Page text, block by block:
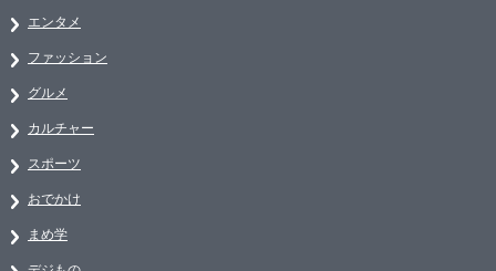
エンタメ
ファッション
グルメ
カルチャー
スポーツ
おでかけ
まめ学